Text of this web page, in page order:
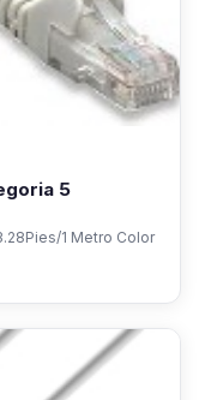
5
1 Metro Color